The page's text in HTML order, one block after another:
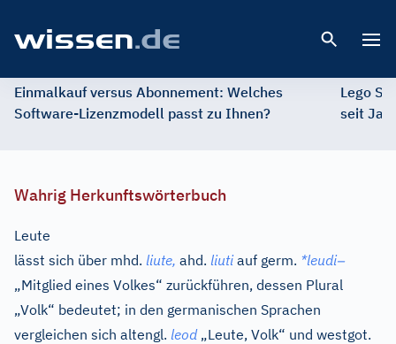
Einmalkauf versus Abonnement: Welches
Software-Lizenzmodell passt zu Ihnen?
Lego
seit
Wahrig Herkunftswörterbuch
Leute
lässt sich über mhd. liute, ahd. liutiauf germ. *leudi–
„Mitglied eines Volkes“ zurückführen, dessen Plural
„Volk“ bedeutet; in den germanischen Sprachen
vergleichen sich altengl. leod„Leute, Volk“ und westgot.